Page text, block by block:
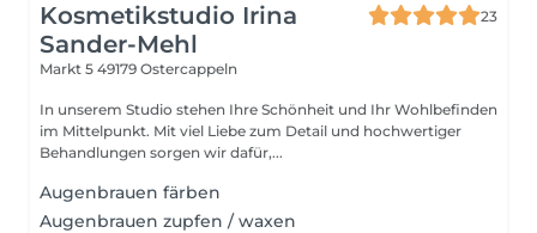
Kosmetikstudio Irina
Sander-Mehl
23
Markt 5 49179 Ostercappeln
In unserem Studio stehen Ihre Schönheit und Ihr Wohlbefinden
im Mittelpunkt. Mit viel Liebe zum Detail und hochwertiger
Behandlungen sorgen wir dafür,...
Augenbrauen färben
Augenbrauen zupfen / waxen